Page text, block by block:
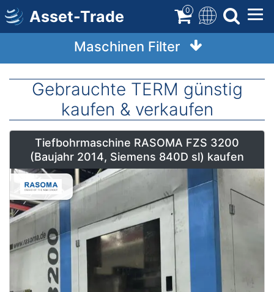
Direkt
zum
Inhalt
Asset-Trade 0
Maschinen Filter
Gebrauchte TERM günstig
kaufen & verkaufen
Tiefbohrmaschine RASOMA FZS 3200
(Baujahr 2014, Siemens 840D sl) kaufen